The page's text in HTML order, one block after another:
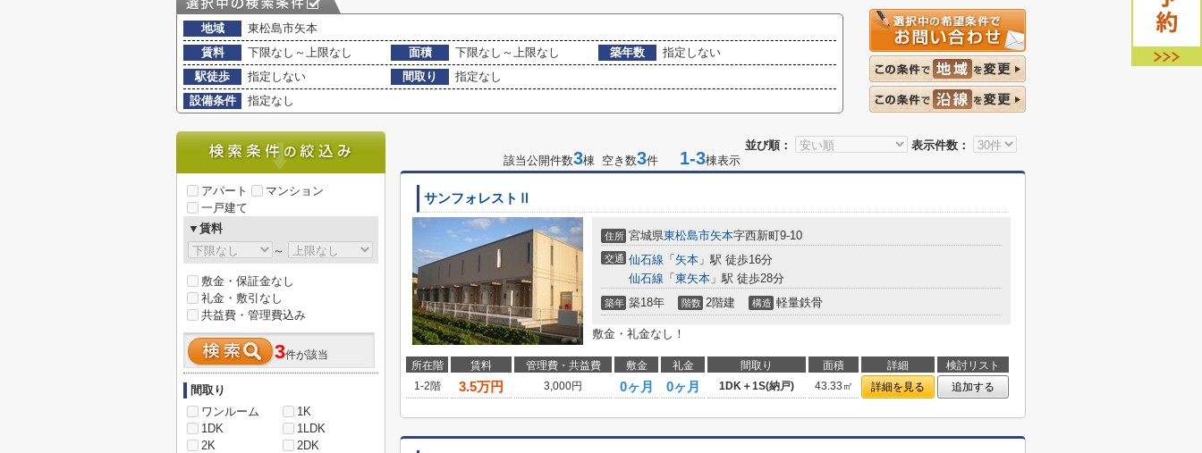
地域
東松島市矢本
賃料
下限なし～上限なし 面積 下限なし～上限なし 築年数
指定しない
駅徒歩
指定しない 間取り
指定なし
設備条件
指定なし
並び順：
表示件数：
該当公開件数3棟 空き数3件 1-3棟表示
サンフォレストⅡ
住所 宮城県東松島市矢本字西新町9-10
交通 仙石線 「 矢本 」駅 徒歩16分
仙石線 「 東矢本 」駅 徒歩28分
築年 築18年 階数 2階建 構造 軽量鉄骨
敷金・礼金なし！
所在階 賃料 管理費・共益費 敷金 礼金 間取り 面積 詳細
検討リスト
1-2階
3.5万円 3,000円 0ヶ月 0ヶ月 1DK＋1S(納戸) 43.33㎡ 詳細を見る 追加する
アパート
マンション
一戸建て
▼賃料
～
敷金・保証金なし
礼金・敷引なし
共益費・管理費込み
3件が該当
間取り
ワンルーム
1K
1DK
1LDK
2K
2DK